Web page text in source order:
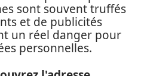
sont souvent truffés
et de publicités
un réel danger pour
personnelles.